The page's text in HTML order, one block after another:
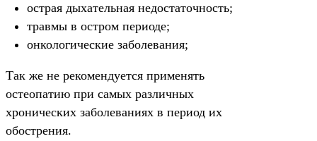
острая дыхательная недостаточность;
травмы в остром периоде;
онкологические заболевания;
Так же не рекомендуется применять
остеопатию при самых различных
хронических заболеваниях в период их
обострения.